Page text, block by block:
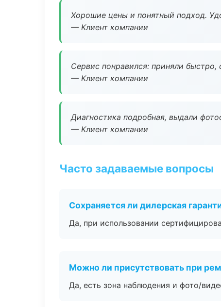
Хорошие цены и понятный подход.
— Клиент компании
Сервис понравился: приняли быстро,
— Клиент компании
Диагностика подробная, выдали
— Клиент компании
Часто задаваемые вопросы
Сохраняется ли дилерская
Да, при использовании
Можно ли присутствовать при
Да, есть зона наблюдения и фото/